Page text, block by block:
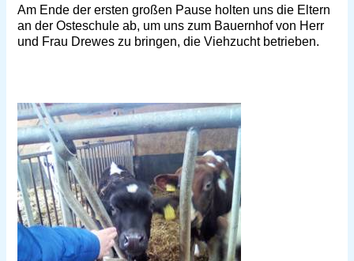
Am Ende der ersten großen Pause holten uns die Eltern
an der Osteschule ab, um uns zum Bauernhof von Herr
und Frau Drewes zu bringen, die Viehzucht betrieben.